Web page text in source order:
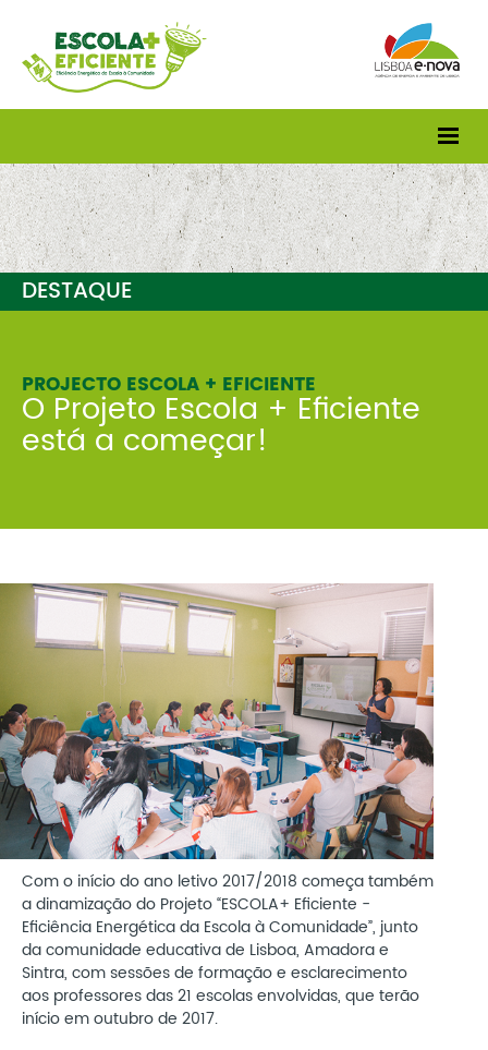
DESTAQUE
PROJECTO ESCOLA + EFICIENTE
O Projeto Escola + Eficiente
está a começar!
Com o início do ano letivo 2017/2018 começa também
a dinamização do Projeto “ESCOLA+ Eficiente -
Eficiência Energética da Escola à Comunidade”, junto
da comunidade educativa de Lisboa, Amadora e
Sintra, com sessões de formação e esclarecimento
aos professores das 21 escolas envolvidas, que terão
início em outubro de 2017.